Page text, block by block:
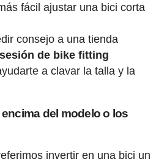
fácil ajustar una bici corta
consejo a una tienda
sesión de bike fitting
a clavar la talla y la
del modelo o los
invertir en una bici un